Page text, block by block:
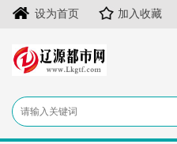
设为首页 加入收藏